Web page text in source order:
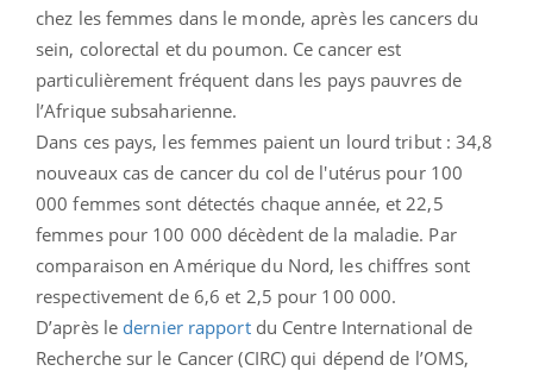
chez les femmes dans le monde, après les cancers du
sein, colorectal et du poumon. Ce cancer est
particulièrement fréquent dans les pays pauvres de
l’Afrique subsaharienne.
Dans ces pays, les femmes paient un lourd tribut : 34,8
nouveaux cas de cancer du col de l'utérus pour 100
000 femmes sont détectés chaque année, et 22,5
femmes pour 100 000 décèdent de la maladie. Par
comparaison en Amérique du Nord, les chiffres sont
respectivement de 6,6 et 2,5 pour 100 000.
D’après le dernier rapportdu Centre International de
Recherche sur le Cancer (CIRC) qui dépend de l’OMS,